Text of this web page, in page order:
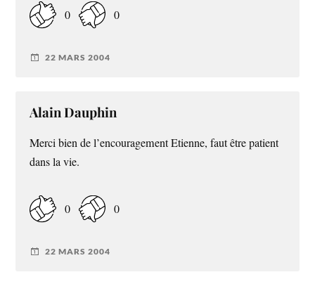
0 0
22 MARS 2004
Alain Dauphin
Merci bien de l’encouragement Etienne, faut être patient
dans la vie.
0 0
22 MARS 2004